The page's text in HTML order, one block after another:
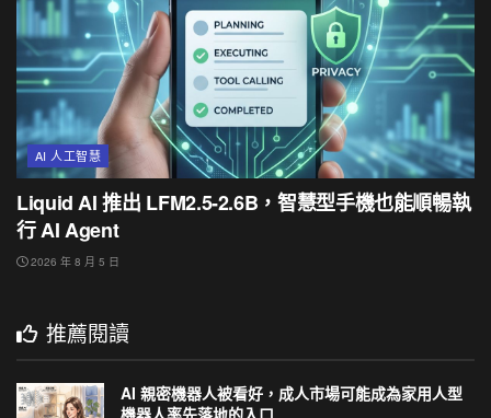
AI 人工智慧
Liquid AI 推出 LFM2.5-2.6B，智慧型手機也能順暢執
行 AI Agent
2026 年 8 月 5 日
推薦閱讀
AI 親密機器人被看好，成人市場可能成為家用人型
機器人率先落地的入口